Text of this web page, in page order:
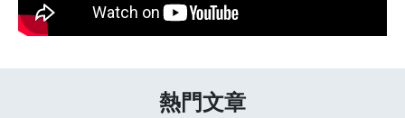
熱門文章